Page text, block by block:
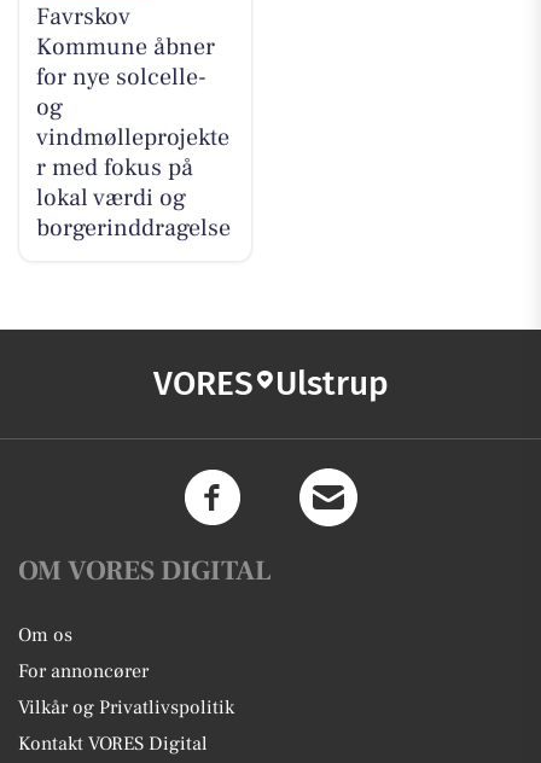
Favrskov
Kommune åbner
for nye solcelle-
og
vindmølleprojekte
r med fokus på
lokal værdi og
borgerinddragelse
VORES Ulstrup
OM VORES DIGITAL
Om os
For annoncører
Vilkår og Privatlivspolitik
Kontakt VORES Digital